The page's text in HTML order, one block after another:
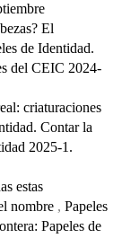
El
de Identidad.
del CEIC 2024-
criaturaciones
Contar la
2025-1.
estas
nombre , Papeles
Papeles de